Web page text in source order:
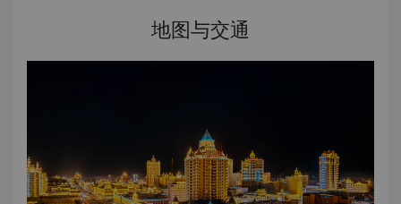
地图与交通